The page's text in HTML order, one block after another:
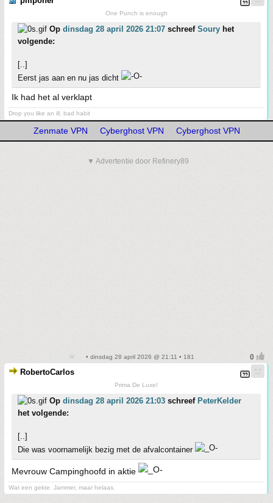
One Punch is enough
Op dinsdag 28 april 2026 21:07 schreef Soury het
volgende:
[..]
Eerst jas aan en nu jas dicht
Ik had het al verklapt
Drop you like an ill, bad habit
Zenmate VPN Cyberghost VPN Cyberghost VPN
▼ Advertentie door Refinery89
• dinsdag 28 april 2026 @ 21:11 • 181
RobertoCarlos
Prima De Luxe!
Op dinsdag 28 april 2026 21:03 schreef PeterKelder
het volgende:
[..]
Die was voornamelijk bezig met de afvalcontainer
Mevrouw Campinghoofd in aktie
Wat een gekte. Jammer, maar helaas.